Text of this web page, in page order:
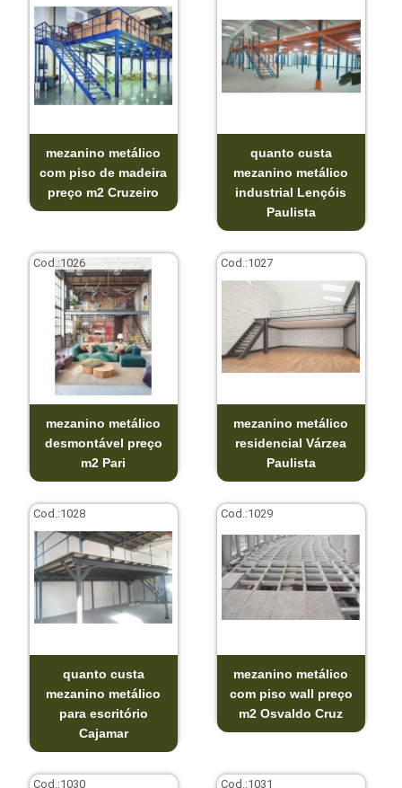
mezanino metálico
com piso de madeira
preço m2 Cruzeiro
quanto custa
mezanino metálico
industrial Lençóis
Paulista
Cod.:1026
mezanino metálico
desmontável preço
m2 Pari
Cod.:1027
mezanino metálico
residencial Várzea
Paulista
Cod.:1028
quanto custa
mezanino metálico
para escritório
Cajamar
Cod.:1029
mezanino metálico
com piso wall preço
m2 Osvaldo Cruz
Cod.:1030 Cod.:1031